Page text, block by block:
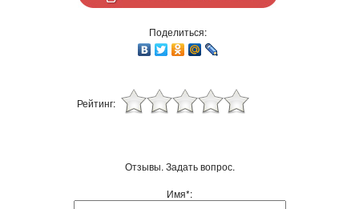
Поделиться:
Рейтинг:
Отзывы. Задать вопрос.
Имя*: